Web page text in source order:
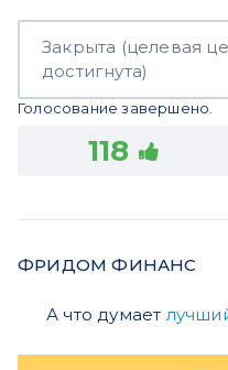
Закрыта (целевая
достигнута)
Голосование завершено.
118
ФРИДОМ ФИНАНС
А что думает